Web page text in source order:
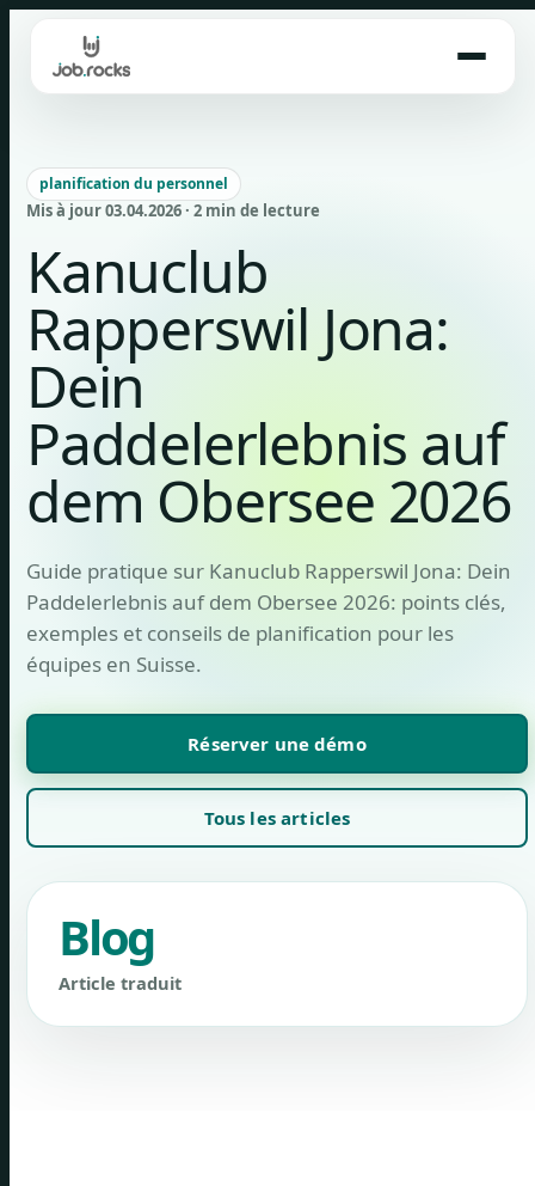
content
planification du personnel
Mis à jour 03.04.2026 · 2 min de lecture
Kanuclub
Rapperswil Jona:
Dein
Paddelerlebnis auf
dem Obersee 2026
Guide pratique sur Kanuclub Rapperswil Jona: Dein
Paddelerlebnis auf dem Obersee 2026: points clés,
exemples et conseils de planification pour les
équipes en Suisse.
Réserver une démo
Tous les articles
Blog
Article traduit